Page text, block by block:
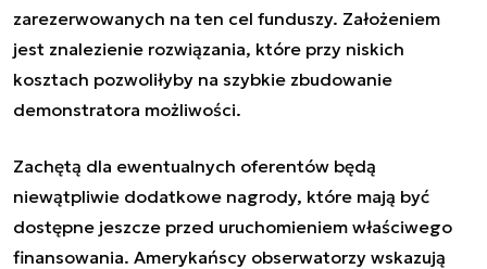
zarezerwowanych na ten cel funduszy. Założeniem
jest znalezienie rozwiązania, które przy niskich
kosztach pozwoliłyby na szybkie zbudowanie
demonstratora możliwości.
Zachętą dla ewentualnych oferentów będą
niewątpliwie dodatkowe nagrody, które mają być
dostępne jeszcze przed uruchomieniem właściwego
finansowania. Amerykańscy obserwatorzy wskazują